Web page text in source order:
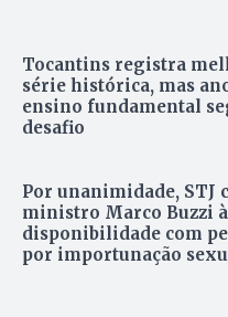
Tocantins registra
série histórica, mas
ensino fundamental
desafio
Por unanimidade, STJ
ministro Marco Buzzi à
disponibilidade com
por importunação